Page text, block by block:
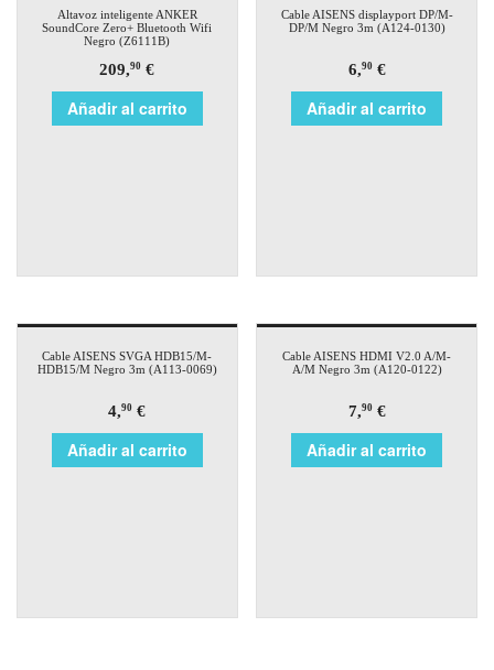
Altavoz inteligente ANKER
SoundCore Zero+ Bluetooth Wifi
Negro (Z6111B)
209,90 €
Añadir al carrito
Cable AISENS displayport DP/M-
DP/M Negro 3m (A124-0130)
6,90€
Añadir al carrito
Cable AISENS SVGA HDB15/M-
HDB15/M Negro 3m (A113-0069)
4,90 €
Añadir al carrito
Cable AISENS HDMI V2.0 A/M-
A/M Negro 3m (A120-0122)
7,90€
Añadir al carrito